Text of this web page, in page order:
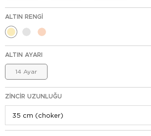
ALTIN RENGI
ALTIN AYARI
14 Ayar
ZINCIR UZUNLUĞU